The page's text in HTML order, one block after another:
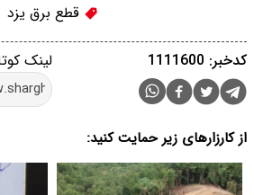
قطع برق یزد
لینک کدخبر: 1111600
از کارزارهای زیر حمایت کنید: